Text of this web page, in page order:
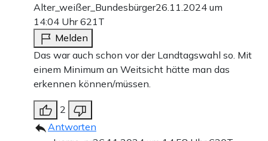
Alter_weißer_Bundesbürger26.11.2024 um
14:04 Uhr621T
Melden
Das war auch schon vor der Landtagswahl so. Mit
einem Minimum an Weitsicht hätte man das
erkennen können/müssen.
2
Antworten